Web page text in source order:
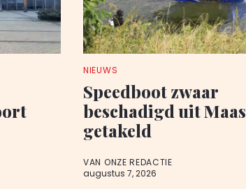
NIEUWS
Speedboot zwaar
beschadigd uit Maas
getakeld
VAN ONZE REDACTIE
augustus 7, 2026